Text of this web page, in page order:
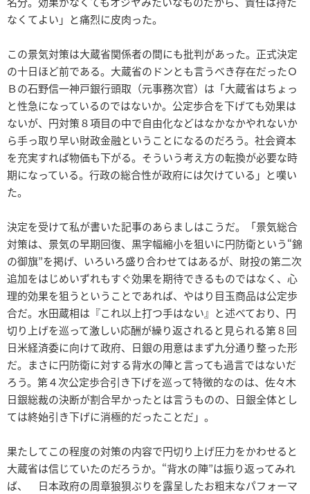
なくてよい」と痛烈に皮肉った。
この景気対策は大蔵省関係者の間にも批判があった。正式決定
の十日ほど前である。大蔵省のドンとも言うべき存在だったＯ
Ｂの石野信一神戸銀行頭取（元事務次官）は「大蔵省はちょっ
と性急になっているのではないか。公定歩合を下げても効果は
ないが、円対策８項目の中で自由化などはなかなかやれないか
ら手っ取り早い財政金融ということになるのだろう。社会資本
を充実すれば物価も下がる。そういう考え方の転換が必要な時
期になっている。行政の総合性が政府には欠けている」と嘆い
た。
決定を受けて私が書いた記事のあらましはこうだ。「景気総合
対策は、景気の早期回復、黒字幅縮小を狙いに円防衛という“錦
の御旗”を掲げ、いろいろ盛り合わせてはあるが、財投の第二次
追加をはじめいずれもすぐ効果を期待できるものではなく、心
理的効果を狙うということであれば、やはり目玉商品は公定歩
合だ。水田蔵相は『これ以上打つ手はない』と述べており、円
切り上げを巡って激しい応酬が繰り返されると見られる第８回
日米経済委に向けて政府、日銀の用意はまず九分通り整った形
だ。まさに円防衛に対する背水の陣と言っても過言ではないだ
ろう。第４次公定歩合引き下げを巡って特徴的なのは、佐々木
日銀総裁の決断が割合早かったとは言うものの、日銀全体とし
ては終始引き下げに消極的だったことだ」。
果たしてこの程度の対策の内容で円切り上げ圧力をかわせると
大蔵省は信じていたのだろうか。“背水の陣”は振り返ってみれ
ば、 日本政府の周章狼狽ぶりを露呈したお粗末なパフォーマ